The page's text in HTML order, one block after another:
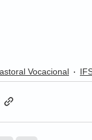
Vocacional